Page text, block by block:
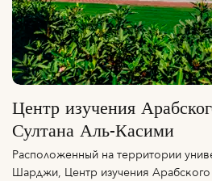
Центр изучения
Султана Аль-Касими
Расположенный на территории
Шарджи, Центр изучения Арабского